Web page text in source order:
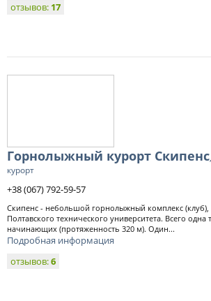
отзывов: 17
Горнолыжный курорт Скипенс
курорт
+38 (067) 792-59-57
Скипенс - небольшой горнолыжный комплекс (клуб),
Полтавского технического университета. Всего одна
начинающих (протяженность 320 м). Один...
Подробная информация
отзывов:6